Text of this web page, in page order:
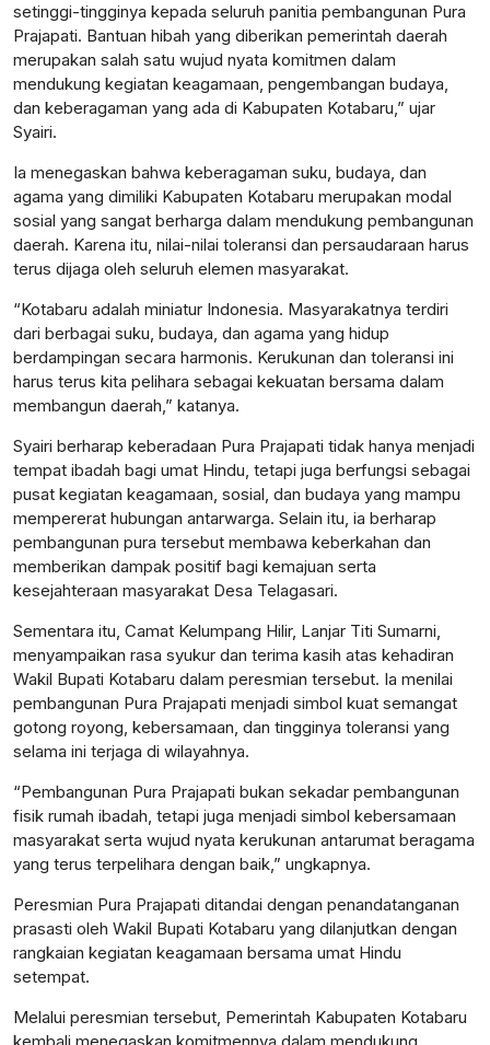
setinggi-tingginya kepada seluruh panitia pembangunan Pura
Prajapati. Bantuan hibah yang diberikan pemerintah daerah
merupakan salah satu wujud nyata komitmen dalam
mendukung kegiatan keagamaan, pengembangan budaya,
dan keberagaman yang ada di Kabupaten Kotabaru,” ujar
Syairi.
Ia menegaskan bahwa keberagaman suku, budaya, dan
agama yang dimiliki Kabupaten Kotabaru merupakan modal
sosial yang sangat berharga dalam mendukung pembangunan
daerah. Karena itu, nilai-nilai toleransi dan persaudaraan harus
terus dijaga oleh seluruh elemen masyarakat.
“Kotabaru adalah miniatur Indonesia. Masyarakatnya terdiri
dari berbagai suku, budaya, dan agama yang hidup
berdampingan secara harmonis. Kerukunan dan toleransi ini
harus terus kita pelihara sebagai kekuatan bersama dalam
membangun daerah,” katanya.
Syairi berharap keberadaan Pura Prajapati tidak hanya menjadi
tempat ibadah bagi umat Hindu, tetapi juga berfungsi sebagai
pusat kegiatan keagamaan, sosial, dan budaya yang mampu
mempererat hubungan antarwarga. Selain itu, ia berharap
pembangunan pura tersebut membawa keberkahan dan
memberikan dampak positif bagi kemajuan serta
kesejahteraan masyarakat Desa Telagasari.
Sementara itu, Camat Kelumpang Hilir, Lanjar Titi Sumarni,
menyampaikan rasa syukur dan terima kasih atas kehadiran
Wakil Bupati Kotabaru dalam peresmian tersebut. Ia menilai
pembangunan Pura Prajapati menjadi simbol kuat semangat
gotong royong, kebersamaan, dan tingginya toleransi yang
selama ini terjaga di wilayahnya.
“Pembangunan Pura Prajapati bukan sekadar pembangunan
fisik rumah ibadah, tetapi juga menjadi simbol kebersamaan
masyarakat serta wujud nyata kerukunan antarumat beragama
yang terus terpelihara dengan baik,” ungkapnya.
Peresmian Pura Prajapati ditandai dengan penandatanganan
prasasti oleh Wakil Bupati Kotabaru yang dilanjutkan dengan
rangkaian kegiatan keagamaan bersama umat Hindu
setempat.
Melalui peresmian tersebut, Pemerintah Kabupaten Kotabaru